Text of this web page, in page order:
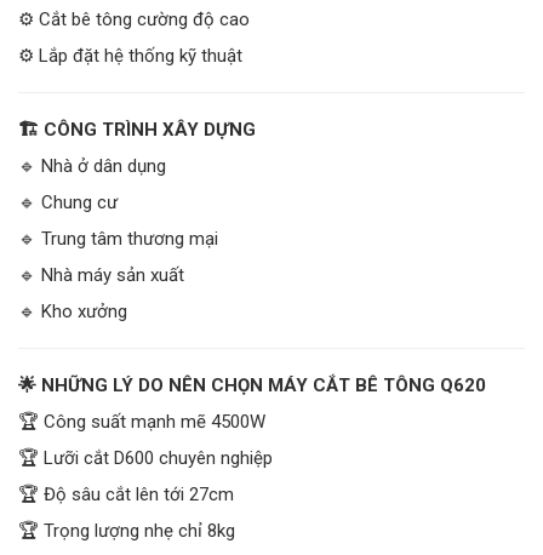
⚙️ Cắt bê tông cường độ cao
⚙️ Lắp đặt hệ thống kỹ thuật
🏗️ CÔNG TRÌNH XÂY DỰNG
🔹 Nhà ở dân dụng
🔹 Chung cư
🔹 Trung tâm thương mại
🔹 Nhà máy sản xuất
🔹 Kho xưởng
🌟 NHỮNG LÝ DO NÊN CHỌN MÁY CẮT BÊ TÔNG Q620
🏆 Công suất mạnh mẽ 4500W
🏆 Lưỡi cắt D600 chuyên nghiệp
🏆 Độ sâu cắt lên tới 27cm
🏆 Trọng lượng nhẹ chỉ 8kg